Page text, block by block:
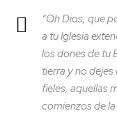
“Oh Dios, que
a tu Iglesia
los dones de tu
tierra y no dejes
fieles, aquellas
comienzos de